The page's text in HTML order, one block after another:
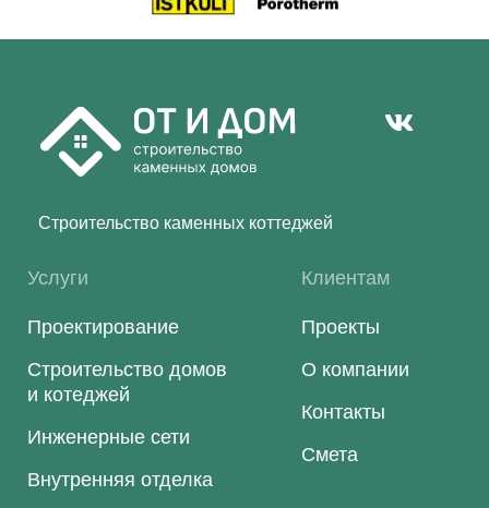
Строительство каменных коттеджей
Услуги
Проектирование
Строительство домов
и котеджей
Инженерные сети
Внутренняя отделка
Клиентам
Проекты
О компании
Контакты
Смета